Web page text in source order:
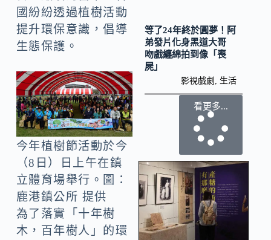
國紛紛透過植樹活動
提升環保意識，倡導
生態保護。
今年植樹節活動於今
（8日）日上午在鎮
立體育場舉行。圖：
鹿港鎮公所 提供
為了落實「十年樹
木，百年樹人」的環
等了24年終於圓夢！阿
弟發片化身黑道大哥
吻戲纏綿拍到像「喪
屍」
影視戲劇 生活
看更多...